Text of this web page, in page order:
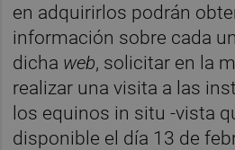
en adquirirlos podrán
información sobre cada
dicha web, solicitar en la
realizar una visita a las
los equinos in situ -vista
disponible el día 13 de